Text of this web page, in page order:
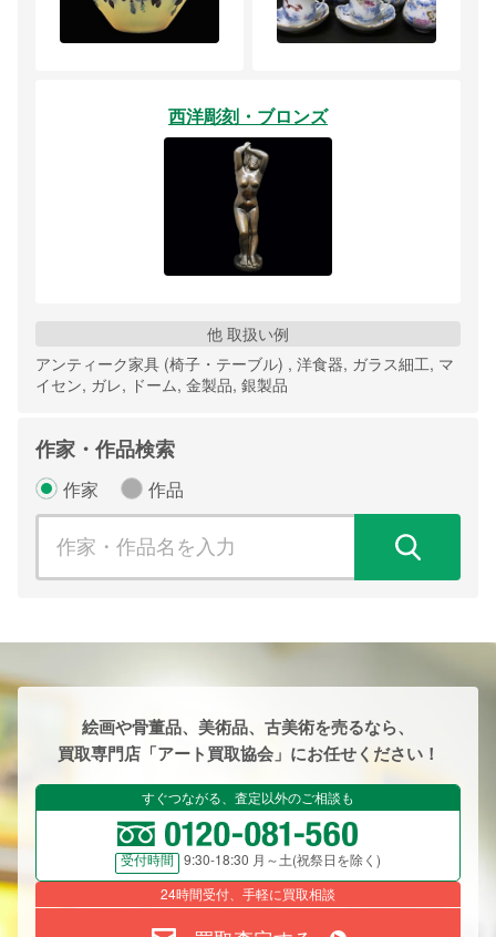
西洋彫刻・ブロンズ
他 取扱い例
アンティーク家具 (椅子・テーブル) , 洋食器, ガラス細工, マ
イセン, ガレ, ドーム, 金製品, 銀製品
作家・作品検索
作家 作品
絵画や骨董品、美術品、古美術を売るなら、
買取専門店「アート買取協会」にお任せください！
すぐつながる、査定以外のご相談も
受付時間
9:30-18:30 月～土(祝祭日を除く)
24時間受付、手軽に買取相談